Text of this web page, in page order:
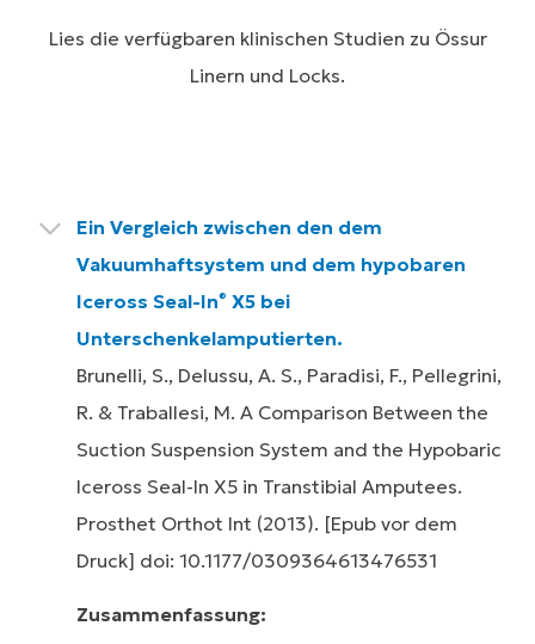
Lies die verfügbaren klinischen Studien zu Össur
Linern und Locks.
Ein Vergleich zwischen den dem
Vakuumhaftsystem und dem hypobaren
Iceross Seal-In® X5 bei
Unterschenkelamputierten.
Brunelli, S., Delussu, A. S., Paradisi, F., Pellegrini,
R. & Traballesi, M. A Comparison Between the
Suction Suspension System and the Hypobaric
Iceross Seal-In X5 in Transtibial Amputees.
Prosthet Orthot Int (2013). [Epub vor dem
Druck] doi: 10.1177/0309364613476531
Zusammenfassung: